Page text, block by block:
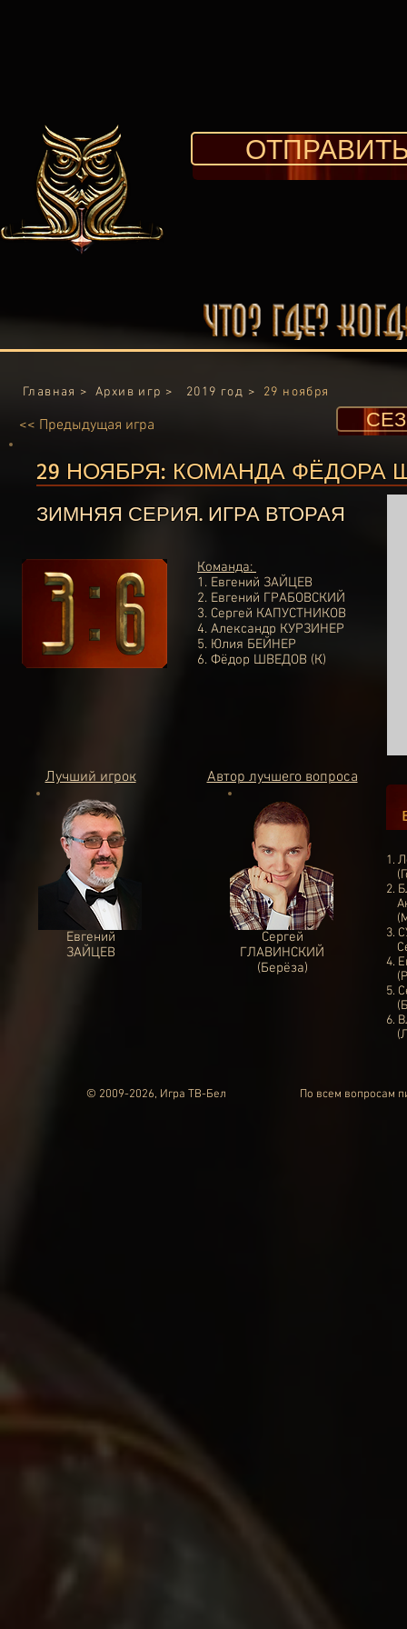
Главная > Архив игр > 2019 год > 29 ноября
<< Предыдущая игра
29 НОЯБРЯ: КОМАНДА ФЁДОРА
ЗИМНЯЯ СЕРИЯ. ИГРА ВТОРАЯ
Команда:
1. Евгений ЗАЙЦЕВ
2. Евгений ГРАБОВСКИЙ
3. Сергей КАПУСТНИКОВ
4. Александр КУРЗИНЕР
5. Юлия БЕЙНЕР
6. Фёдор ШВЕДОВ (К)
Лучший игрок
Евгений
ЗАЙЦЕВ
Автор лучшего вопроса
Сергей
ГЛАВИНСКИЙ
(Берёза)
1.
2.
3.
4.
5.
6.
© 2009-2026, Игра ТВ-Бел По всем вопросам